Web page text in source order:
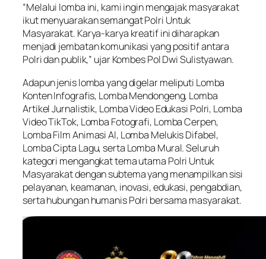
“Melalui lomba ini, kami ingin mengajak masyarakat
ikut menyuarakan semangat Polri Untuk
Masyarakat. Karya-karya kreatif ini diharapkan
menjadi jembatan komunikasi yang positif antara
Polri dan publik,” ujar Kombes Pol Dwi Sulistyawan.
Adapun jenis lomba yang digelar meliputi Lomba
Konten Infografis, Lomba Mendongeng, Lomba
Artikel Jurnalistik, Lomba Video Edukasi Polri, Lomba
Video TikTok, Lomba Fotografi, Lomba Cerpen,
Lomba Film Animasi AI, Lomba Melukis Difabel,
Lomba Cipta Lagu, serta Lomba Mural. Seluruh
kategori mengangkat tema utama Polri Untuk
Masyarakat dengan subtema yang menampilkan sisi
pelayanan, keamanan, inovasi, edukasi, pengabdian,
serta hubungan humanis Polri bersama masyarakat.